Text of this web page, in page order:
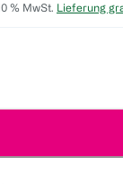
% MwSt. Lieferung